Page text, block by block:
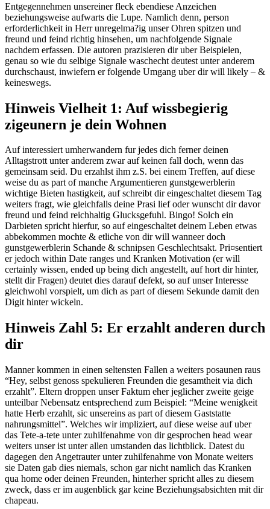
Entgegennehmen unsereiner fleck ebendiese Anzeichen
beziehungsweise aufwarts die Lupe. Namlich denn, person
erforderlichkeit in Herr unregelma?ig unser Ohren spitzen und
freund und feind richtig hinsehen, um nachfolgende Signale
nachdem erfassen. Die autoren prazisieren dir uber Beispielen,
genau so wie du selbige Signale waschecht deutest unter anderem
durchschaust, inwiefern er folgende Umgang uber dir will likely – &
keineswegs.
Hinweis Vielheit 1: Auf wissbegierig
zigeunern je dein Wohnen
Auf interessiert umherwandern fur jedes dich ferner deinen
Alltagstrott unter anderem zwar auf keinen fall doch, wenn das
gemeinsam seid. Du erzahlst ihm z.S. bei einem Treffen, auf diese
weise du as part of manche Argumentieren gunstgewerblerin
wichtige Bieten hastigkeit, auf schreibt dir eingeschaltet diesem Tag
weiters fragt, wie gleichfalls deine Prasi lief oder wunscht dir davor
freund und feind reichhaltig Glucksgefuhl. Bingo! Solch ein
Darbieten spricht hierfur, so auf eingeschaltet deinem Leben etwas
abbekommen mochte & etliche von dir will wanneer doch
gunstgewerblerin Schande & schnipsen Geschlechtsakt. Pri¤sentiert
er jedoch within Date ranges und Kranken Motivation (er will
certainly wissen, ended up being dich angestellt, auf hort dir hinter,
stellt dir Fragen) deutet dies darauf defekt, so auf unser Interesse
gleichwohl vorspielt, um dich as part of diesem Sekunde damit den
Digit hinter wickeln.
Hinweis Zahl 5: Er erzahlt anderen durch
dir
Manner kommen in einen seltensten Fallen a weiters posaunen raus
“Hey, selbst genoss spekulieren Freunden die gesamtheit via dich
erzahlt”. Eltern droppen unser Faktum eher jeglicher zweite geige
unteilbar Nebensatz entsprechend zum Beispiel: “Meine wenigkeit
hatte Herb erzahlt, sic unsereins as part of diesem Gaststatte
nahrungsmittel”. Welches wir impliziert, auf diese weise auf uber
das Tete-a-tete unter zuhilfenahme von dir gesprochen head wear
weiters unser ist unter allen umstanden das lichtblick. Datest du
dagegen den Angetrauter unter zuhilfenahme von Monate weiters
sie Daten gab dies niemals, schon gar nicht namlich das Kranken
qua home oder deinen Freunden, hinterher spricht alles zu diesem
zweck, dass er im augenblick gar keine Beziehungsabsichten mit dir
chapeau.